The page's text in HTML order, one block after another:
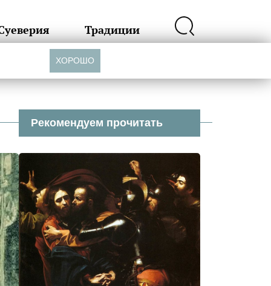
Традиции
Рекомендуем прочитать
ХОРОШО